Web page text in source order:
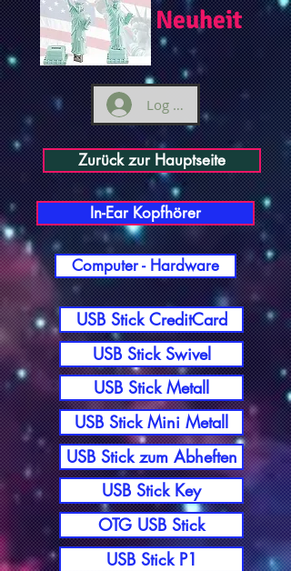
Neuheit
Log ind
Zurück zur Hauptseite
In-Ear Kopfhörer
Computer - Hardware
USB Stick CreditCard
USB Stick Swivel
USB Stick Metall
USB Stick Mini Metall
USB Stick zum Abheften
USB Stick Key
OTG USB Stick
USB Stick P1